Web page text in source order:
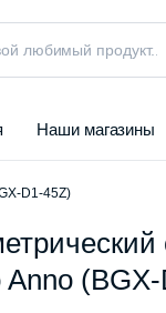
Наши магазины
D1-45Z)
Anno